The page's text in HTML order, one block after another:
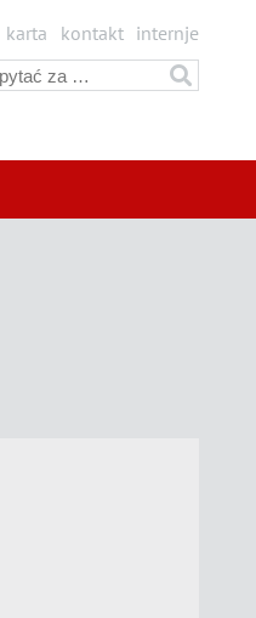
karta kontakt internje